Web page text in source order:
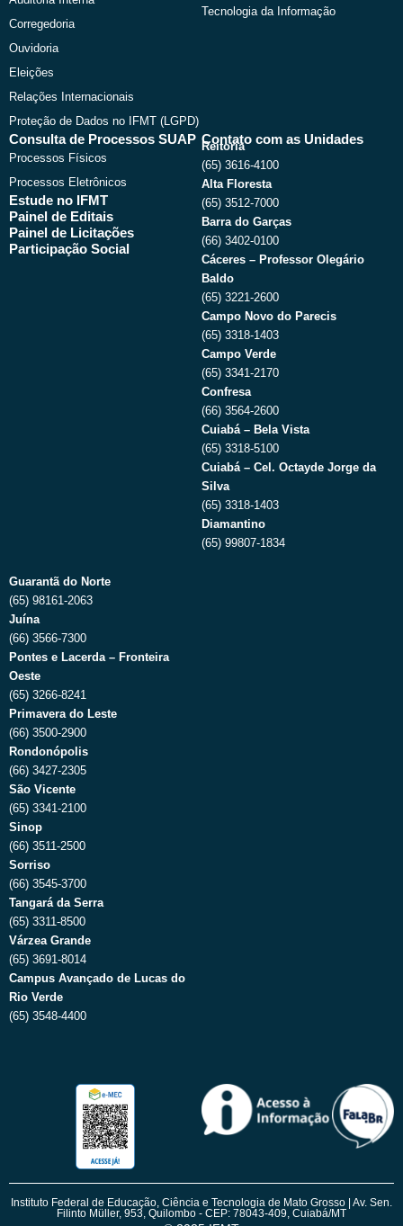
Corregedoria
Ouvidoria
Eleições
Relações Internacionais
Proteção de Dados no IFMT (LGPD)
Tecnologia da Informação
Consulta de Processos SUAP
Processos Físicos
Processos Eletrônicos
Estude no IFMT
Painel de Editais
Painel de Licitações
Participação Social
Contato com as Unidades
Reitoria
(65) 3616-4100
Alta Floresta
(65) 3512-7000
Barra do Garças
(66) 3402-0100
Cáceres – Professor Olegário
Baldo
(65) 3221-2600
Campo Novo do Parecis
(65) 3318-1403
Campo Verde
(65) 3341-2170
Confresa
(66) 3564-2600
Cuiabá – Bela Vista
(65) 3318-5100
Cuiabá – Cel. Octayde Jorge da
Silva
(65) 3318-1403
Diamantino
(65) 99807-1834
Guarantã do Norte
(65) 98161-2063
Juína
(66) 3566-7300
Pontes e Lacerda – Fronteira
Oeste
(65) 3266-8241
Primavera do Leste
(66) 3500-2900
Rondonópolis
(66) 3427-2305
São Vicente
(65) 3341-2100
Sinop
(66) 3511-2500
Sorriso
(66) 3545-3700
Tangará da Serra
(65) 3311-8500
Várzea Grande
(65) 3691-8014
Campus Avançado de Lucas do
Rio Verde
(65) 3548-4400
Instituto Federal de Educação, Ciência e Tecnologia de Mato Grosso | Av. Sen.
Filinto Müller, 953, Quilombo - CEP: 78043-409, Cuiabá/MT